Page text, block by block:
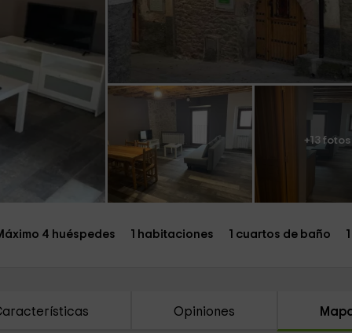
+13 fotos
4 huéspedes 1 habitaciones 1 cuartos de baño
Opiniones